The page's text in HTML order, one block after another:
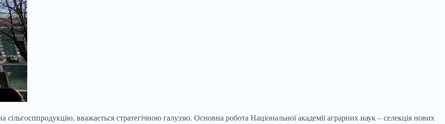
сільгосппродукцію, вважається стратегічною галуззю. Основна робота Національної академії аграрних наук – селекція нових